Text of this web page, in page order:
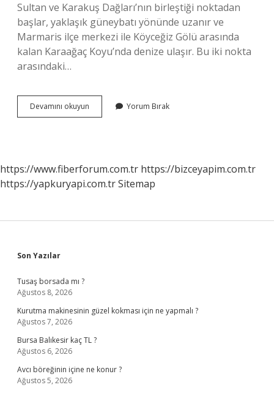
Sultan ve Karakuş Dağları’nın birleştiği noktadan
başlar, yaklaşık güneybatı yönünde uzanır ve
Marmaris ilçe merkezi ile Köyceğiz Gölü arasında
kalan Karaağaç Koyu’nda denize ulaşır. Bu iki nokta
arasındaki…
Devamını okuyun
Ege
Yorum Bırak
https://www.fiberforum.com.tr https://bizceyapim.com.tr
https://yapkuryapi.com.trSitemap
Sidebar
Son Yazılar
Tusaş borsada mı ?
Ağustos 8, 2026
Kurutma makinesinin güzel kokması için ne yapmalı ?
Ağustos 7, 2026
Bursa Balıkesir kaç TL ?
Ağustos 6, 2026
Avcı böreğinin içine ne konur ?
Ağustos 5, 2026